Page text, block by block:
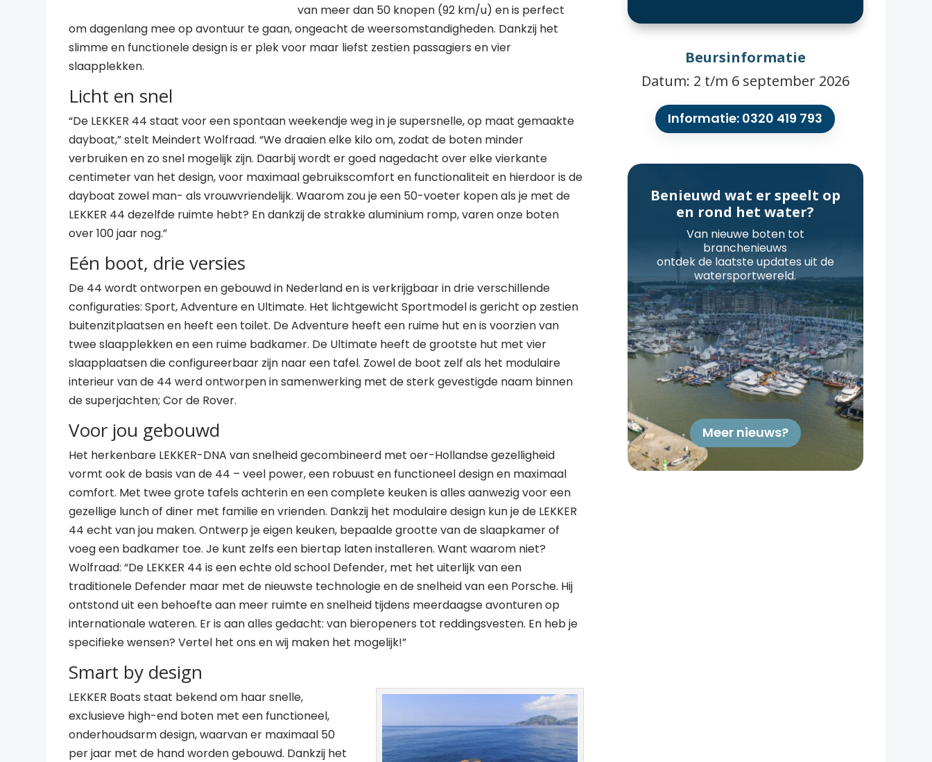
van meer dan 50 knopen (92 km/u) en is perfect
om dagenlang mee op avontuur te gaan, ongeacht de weersomstandigheden. Dankzij het
slimme en functionele design is er plek voor maar liefst zestien passagiers en vier
slaapplekken.
Licht en snel
“De LEKKER 44 staat voor een spontaan weekendje weg in je supersnelle, op maat gemaakte
dayboat,” stelt Meindert Wolfraad. “We draaien elke kilo om, zodat de boten minder
verbruiken en zo snel mogelijk zijn. Daarbij wordt er goed nagedacht over elke vierkante
centimeter van het design, voor maximaal gebruikscomfort en functionaliteit en hierdoor is de
dayboat zowel man- als vrouwvriendelijk. Waarom zou je een 50-voeter kopen als je met de
LEKKER 44 dezelfde ruimte hebt? En dankzij de strakke aluminium romp, varen onze boten
over 100 jaar nog.”
Eén boot, drie versies
De 44 wordt ontworpen en gebouwd in Nederland en is verkrijgbaar in drie verschillende
configuraties: Sport, Adventure en Ultimate. Het lichtgewicht Sportmodel is gericht op zestien
buitenzitplaatsen en heeft een toilet. De Adventure heeft een ruime hut en is voorzien van
twee slaapplekken en een ruime badkamer. De Ultimate heeft de grootste hut met vier
slaapplaatsen die configureerbaar zijn naar een tafel. Zowel de boot zelf als het modulaire
interieur van de 44 werd ontworpen in samenwerking met de sterk gevestigde naam binnen
de superjachten; Cor de Rover.
Voor jou gebouwd
Het herkenbare LEKKER-DNA van snelheid gecombineerd met oer-Hollandse gezelligheid
vormt ook de basis van de 44 – veel power, een robuust en functioneel design en maximaal
comfort. Met twee grote tafels achterin en een complete keuken is alles aanwezig voor een
gezellige lunch of diner met familie en vrienden. Dankzij het modulaire design kun je de LEKKER
44 echt van jou maken. Ontwerp je eigen keuken, bepaalde grootte van de slaapkamer of
voeg een badkamer toe. Je kunt zelfs een biertap laten installeren. Want waarom niet?
Wolfraad: “De LEKKER 44 is een echte old school Defender, met het uiterlijk van een
traditionele Defender maar met de nieuwste technologie en de snelheid van een Porsche. Hij
ontstond uit een behoefte aan meer ruimte en snelheid tijdens meerdaagse avonturen op
internationale wateren. Er is aan alles gedacht: van bieropeners tot reddingsvesten. En heb je
specifieke wensen? Vertel het ons en wij maken het mogelijk!”
Smart by design
LEKKER Boats staat bekend om haar snelle,
exclusieve high-end boten met een functioneel,
onderhoudsarm design, waarvan er maximaal 50
per jaar met de hand worden gebouwd. Dankzij het
Beursinformatie
Datum: 2 t/m 6 september 2026
Informatie: 0320 419 793
Benieuwd wat er speelt op
en rond het water?
Van nieuwe boten tot
branchenieuws
ontdek de laatste updates uit de
watersportwereld.
Meer nieuws?